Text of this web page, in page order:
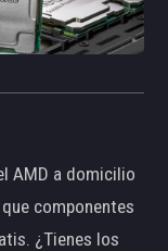
AMD a domicilio
componentes
¿Tienes los